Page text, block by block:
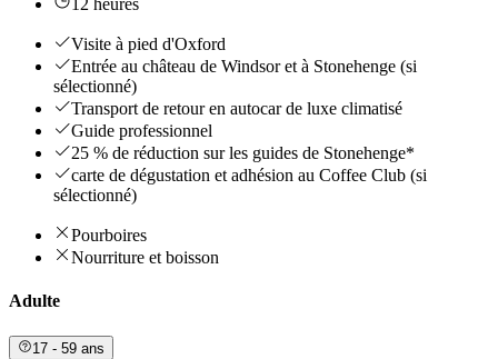
12 heures
Visite à pied d'Oxford
Entrée au château de Windsor et à Stonehenge (si
sélectionné)
Transport de retour en autocar de luxe climatisé
Guide professionnel
25 % de réduction sur les guides de Stonehenge*
carte de dégustation et adhésion au Coffee Club (si
sélectionné)
Pourboires
Nourriture et boisson
Adulte
17 - 59 ans